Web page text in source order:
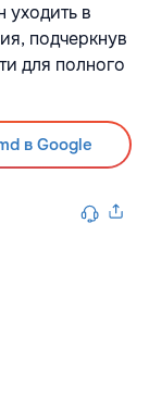
уходить в
подчеркнув
для полного
в Google